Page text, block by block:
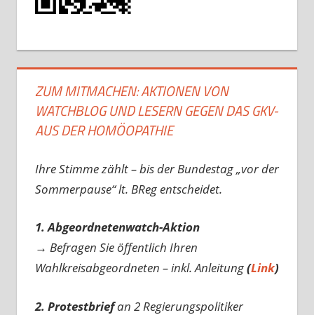
ZUM MITMACHEN: AKTIONEN VON
WATCHBLOG UND LESERN GEGEN DAS GKV-
AUS DER HOMÖOPATHIE
Ihre Stimme zählt – bis der Bundestag „vor der
Sommerpause“ lt. BReg entscheidet.
1. Abgeordnetenwatch-Aktion
→ Befragen Sie öffentlich Ihren
Wahlkreisabgeordneten – inkl. Anleitung(Link)
2. Protestbriefan 2 Regierungspolitiker